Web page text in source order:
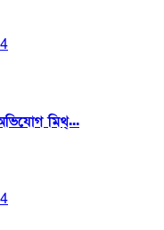
মিথ্...